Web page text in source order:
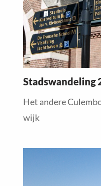
Stadswandeling
Het andere
wijk